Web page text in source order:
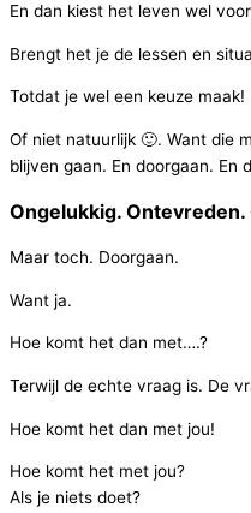
En dan kiest het leven wel
Brengt het je de lessen en
Totdat je wel een keuze maak!
Of niet natuurlijk 🙂. Want die
blijven gaan. En doorgaan. En
Ongelukkig.
Maar toch. Doorgaan.
Want ja.
Hoe komt het dan met….?
Terwijl de echte vraag is. De
Hoe komt het dan met jou!
Hoe komt het met jou?
Als je niets doet?